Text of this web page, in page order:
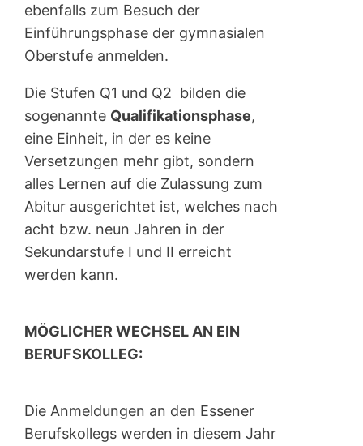
ebenfalls zum Besuch der
Einführungsphase der gymnasialen
Oberstufe anmelden.
Die Stufen Q1 und Q2 bilden die
sogenannte Qualifikationsphase,
eine Einheit, in der es keine
Versetzungen mehr gibt, sondern
alles Lernen auf die Zulassung zum
Abitur ausgerichtet ist, welches nach
acht bzw. neun Jahren in der
Sekundarstufe I und II erreicht
werden kann.
MÖGLICHER WECHSEL AN EIN
BERUFSKOLLEG:
Die Anmeldungen an den Essener
Berufskollegs werden in diesem Jahr